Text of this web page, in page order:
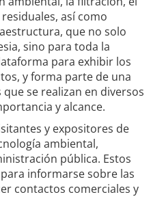
así como
que no solo
sino para toda la
para exhibir los
y forma parte de una
se realizan en diversos
y alcance.
y expositores de
ambiental,
pública. Estos
informarse sobre las
contactos comerciales y